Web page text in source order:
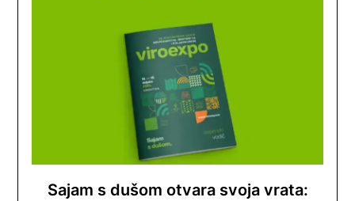
Sajam s dušom otvara svoja vrata: